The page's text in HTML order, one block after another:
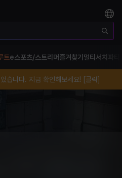
트e스포츠/스트리머 즐겨찾기 멀티서치 파티
습니다. 지금 확인해보세요! [클릭]